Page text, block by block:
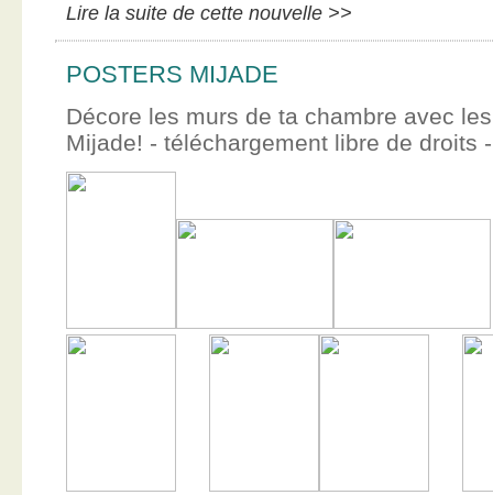
Lire la suite de cette nouvelle >>
POSTERS MIJADE
Décore les murs de ta chambre avec
Mijade! - téléchargement libre de droits -